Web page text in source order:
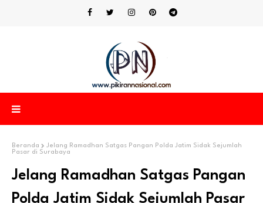
Beranda
Jelang Ramadhan Satgas Pangan Polda Jatim Sidak Sejumlah
Pasar di Surabaya
Jelang Ramadhan Satgas Pangan
Polda Jatim Sidak Sejumlah Pasar